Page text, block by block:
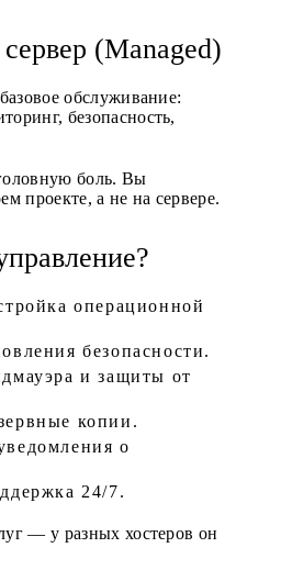
(Managed)
обслуживание:
безопасность,
боль. Вы
проекте, а не на сервере.
операционной
безопасности.
и защиты от
копии.
о
24/7.
— у разных хостеров он